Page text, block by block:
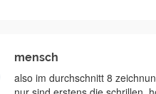
mensch
also im durchschnitt 8